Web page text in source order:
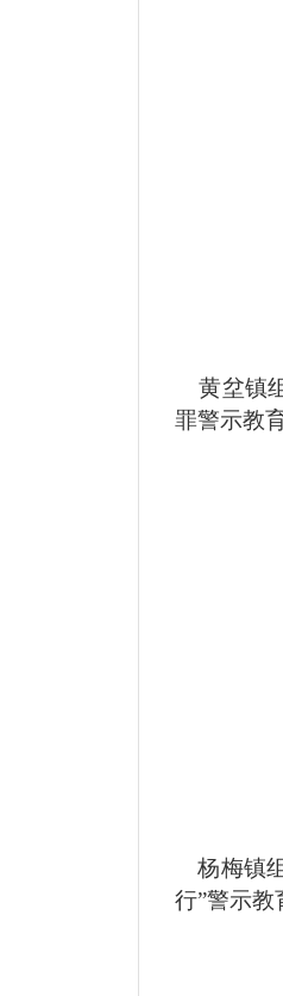
黄坌镇
罪警示教
杨梅镇
行”警示教